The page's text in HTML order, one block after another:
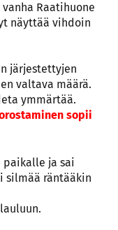
Raatihuone
näyttää vihdoin
järjestettyjen
valtava määrä.
ymmärtää.
sopii
paikalle ja sai
silmää räntääkin